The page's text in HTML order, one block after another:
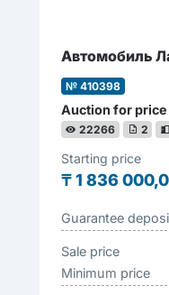
Автомобиль
№ 410398
Auction for price
22266 2
Starting price
₸1 836
Guarantee
Sale price
Minimum price